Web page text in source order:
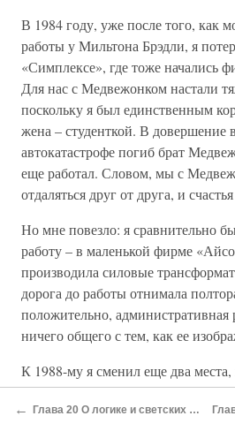
В 1984 году, уже после того, как
работы у Мильтона Брэдли, я
«Симплексе», где тоже начались
Для нас с Медвежонком настали
поскольку я был единственным
жена – студенткой. В довершение
автокатастрофе погиб брат
еще работал. Словом, мы с
отдаляться друг от друга, и
Но мне повезло: я сравнительно
работу – в маленькой фирме
производила силовые
дорога до работы отнимала
положительно, административная
ничего общего с тем, как ее
К 1988-му я сменил еще два
корпоративным миром по горло.
времени, чтобы осознать, –
← Глава 20 О логике и светских беседах